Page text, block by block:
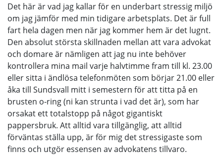
Det här är vad jag kallar för en underbart stressig miljö
om jag jämför med min tidigare arbetsplats. Det är full
fart hela dagen men när jag kommer hem är det lugnt.
Den absolut största skillnaden mellan att vara advokat
och domare är nämligen att jag nu inte behöver
kontrollera mina mail varje halvtimme fram till kl. 23.00
eller sitta i ändlösa telefonmöten som börjar 21.00 eller
åka till Sundsvall mitt i semestern för att titta på en
brusten o-ring (ni kan strunta i vad det är), som har
orsakat ett totalstopp på något gigantiskt
pappersbruk. Att alltid vara tillgänglig, att alltid
förväntas ställa upp, är för mig det stressigaste som
finns och utgör essensen av advokatens tillvaro.